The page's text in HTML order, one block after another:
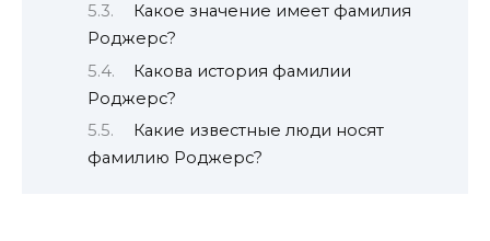
Какое значение имеет фамилия
Роджерс?
Какова история фамилии
Роджерс?
Какие известные люди носят
фамилию Роджерс?